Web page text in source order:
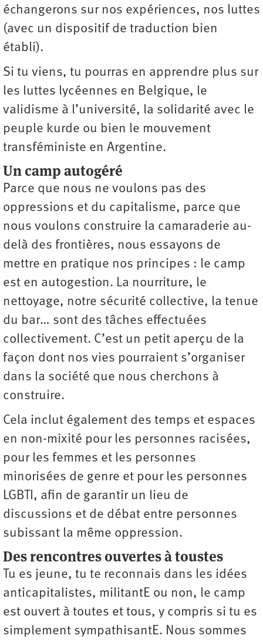
échangerons sur nos expériences, nos luttes
(avec un dispositif de traduction bien
établi).
Si tu viens, tu pourras en apprendre plus sur
les luttes lycéennes en Belgique, le
validisme à l’université, la solidarité avec le
peuple kurde ou bien le mouvement
transféministe en Argentine.
Un camp autogéré
Parce que nous ne voulons pas des
oppressions et du capitalisme, parce que
nous voulons construire la camaraderie au-
delà des frontières, nous essayons de
mettre en pratique nos principes : le camp
est en autogestion. La nourriture, le
nettoyage, notre sécurité collective, la tenue
du bar… sont des tâches effectuées
collectivement. C’est un petit aperçu de la
façon dont nos vies pourraient s’organiser
dans la société que nous cherchons à
construire.
Cela inclut également des temps et espaces
en non-mixité pour les personnes racisées,
pour les femmes et les personnes
minorisées de genre et pour les personnes
LGBTI, afin de garantir un lieu de
discussions et de débat entre personnes
subissant la même oppression.
Des rencontres ouvertes à toustes
Tu es jeune, tu te reconnais dans les idées
anticapitalistes, militantE ou non, le camp
est ouvert à toutes et tous, y compris si tu es
simplement sympathisantE. Nous sommes